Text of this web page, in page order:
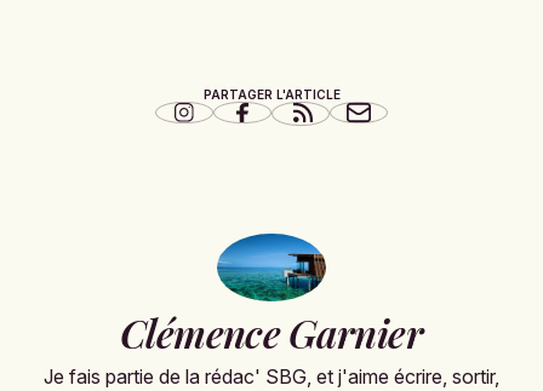
PARTAGER L'ARTICLE
Clémence Garnier
Je fais partie de la rédac' SBG, et j'aime écrire, sortir,